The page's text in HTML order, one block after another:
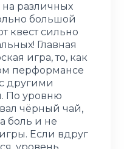
различных
большой
квест сильно
Главная
игра, то, как
перформансе
другими
По уровню
чёрный чай,
боль и не
Если вдруг